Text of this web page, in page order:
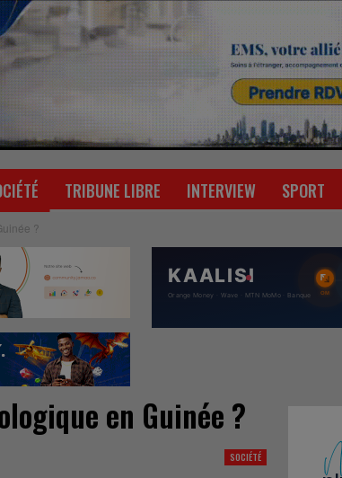
TRIBUNE LIBRE INTERVIEW SPORT
?
en Guinée ?
SOCIÉTÉ